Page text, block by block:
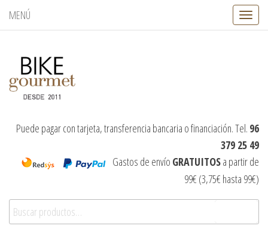
MENÚ
C
a
e
g
a
i
Puede pagar con tarjeta, transferencia bancaria o financiación. Tel. 96
379 25 49
Gastos de envío GRATUITOSa partir de
99€ (3,75€ hasta 99€)